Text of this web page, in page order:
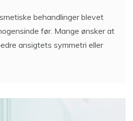
behandlinger blevet
før. Mange ønsker at
ansigtets symmetri eller